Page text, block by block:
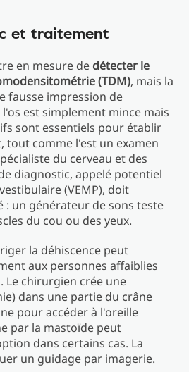
et traitement
en mesure de détecter le
(TDM), mais la
fausse impression de
est simplement mince mais
sont essentiels pour établir
tout comme l'est un examen
du cerveau et des
diagnostic, appelé potentiel
(VEMP), doit
: un générateur de sons teste
du cou ou des yeux.
la déhiscence peut
aux personnes affaiblies
Le chirurgien crée une
dans une partie du crâne
pour accéder à l'oreille
par la mastoïde peut
dans certains cas. La
un guidage par imagerie.